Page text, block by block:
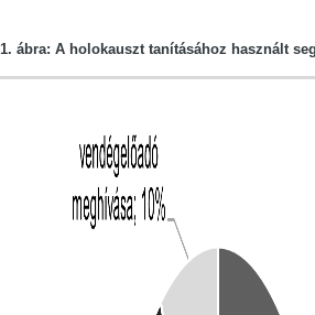
1. ábra: A holokauszt tanításához használt